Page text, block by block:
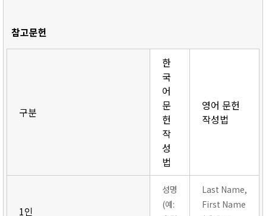
참고문헌
구분
한
국
어
문
헌
작
성
법
영어 문헌
작성법
1인
성명
(예:
Last Name,
First Name